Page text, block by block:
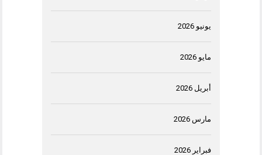
يونيو 2026
مايو 2026
أبريل 2026
مارس 2026
فبراير 2026